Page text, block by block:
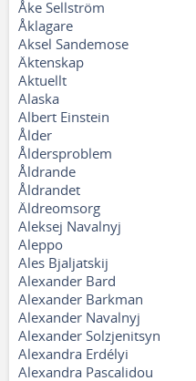
Åke Sellström
Åklagare
Aksel Sandemose
Äktenskap
Aktuellt
Alaska
Albert Einstein
Ålder
Åldersproblem
Åldrande
Åldrandet
Äldreomsorg
Aleksej Navalnyj
Aleppo
Ales Bjaljatskij
Alexander Bard
Alexander Barkman
Alexander Navalnyj
Alexander Solzjenitsyn
Alexandra Erdélyi
Alexandra Pascalidou